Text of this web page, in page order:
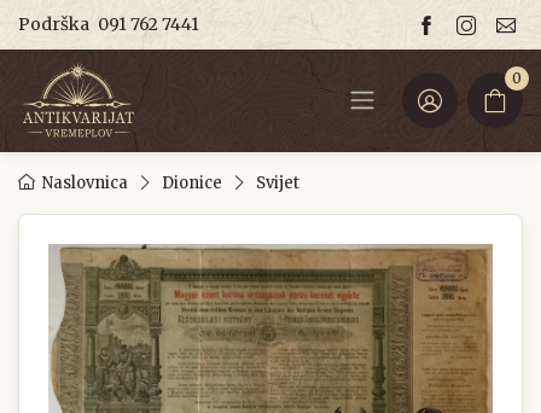
Podrška 091 762 7441
0
Naslovnica Dionice Svijet